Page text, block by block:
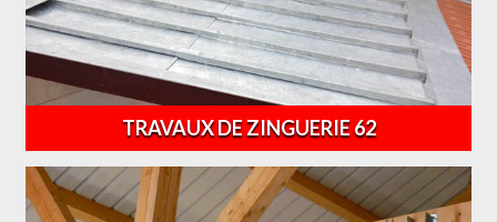
TRAVAUX DE ZINGUERIE 62